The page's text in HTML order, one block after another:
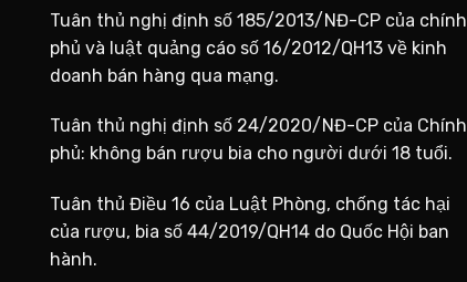
Tuân thủ nghị định số 185/2013/NĐ-CP của chính
phủ và luật quảng cáo số 16/2012/QH13 về kinh
doanh bán hàng qua mạng.
Tuân thủ nghị định số 24/2020/NĐ-CP của Chính
phủ: không bán rượu bia cho người dưới 18 tuổi.
Tuân thủ Điều 16 của Luật Phòng, chống tác hại
của rượu, bia số 44/2019/QH14 do Quốc Hội ban
hành.